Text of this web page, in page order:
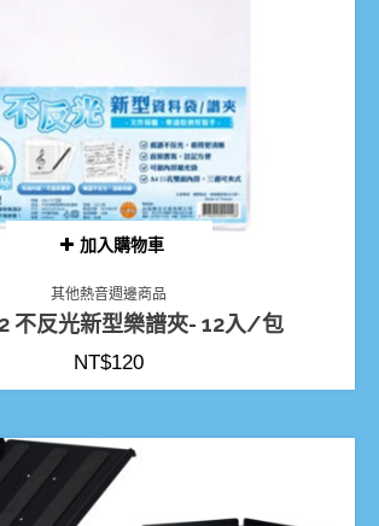
加入購物車
其他熱音週邊商品
不反光新型樂譜夾- 12入/包
NT$120